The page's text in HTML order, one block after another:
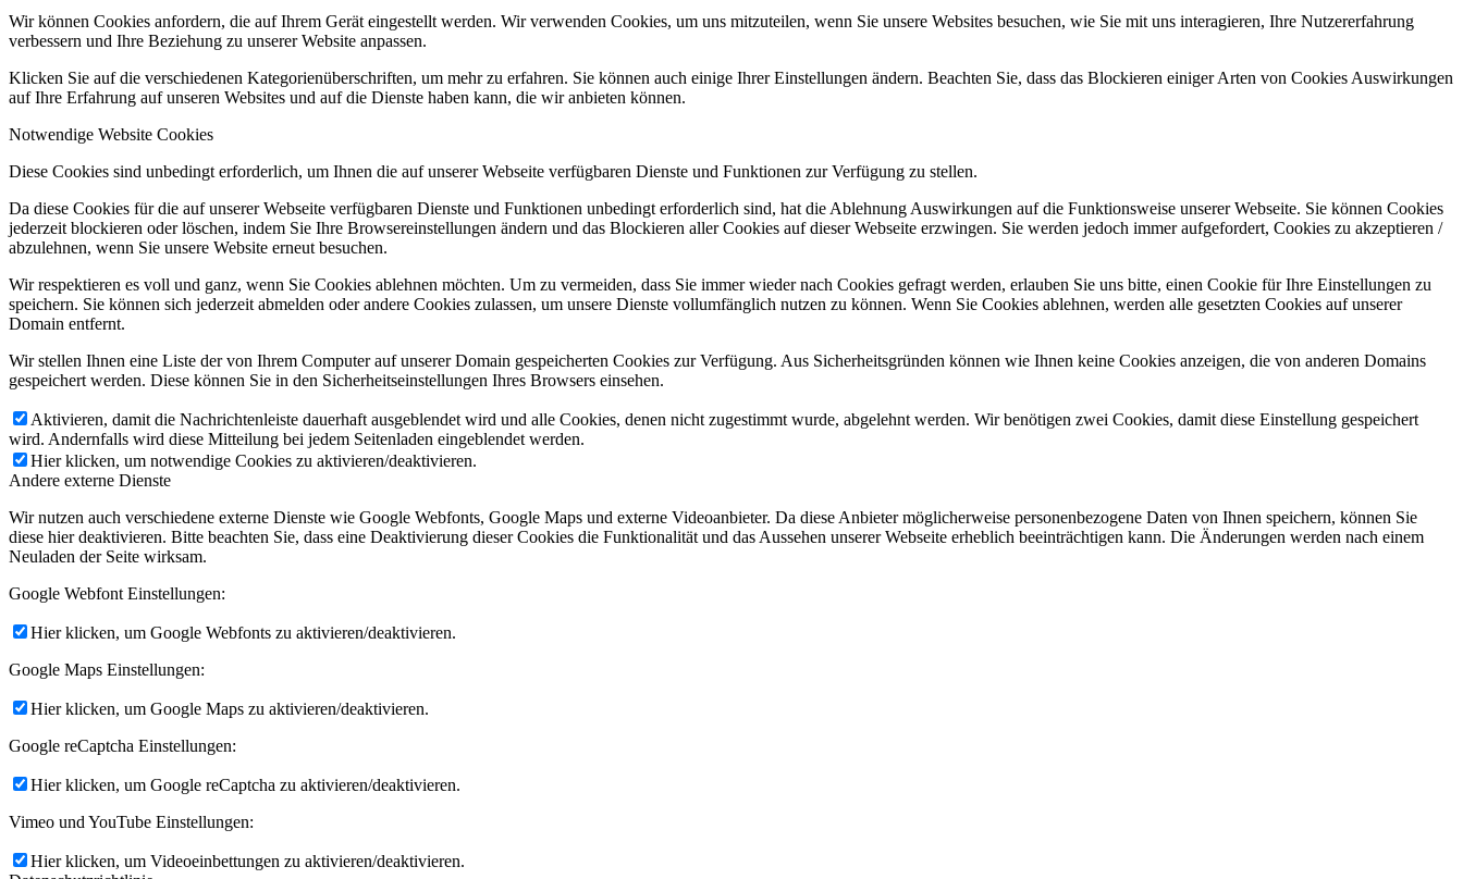
Wir können Cookies anfordern, die auf Ihrem Gerät eingestellt werden. Wir verwenden Cookies, um uns mitzuteilen, wenn Sie unsere Websites besuchen, wie Sie mit uns interagieren, Ihre Nutzererfahrung
verbessern und Ihre Beziehung zu unserer Website anpassen.
Klicken Sie auf die verschiedenen Kategorienüberschriften, um mehr zu erfahren. Sie können auch einige Ihrer Einstellungen ändern. Beachten Sie, dass das Blockieren einiger Arten von Cookies Auswirkungen
auf Ihre Erfahrung auf unseren Websites und auf die Dienste haben kann, die wir anbieten können.
Notwendige Website Cookies
Diese Cookies sind unbedingt erforderlich, um Ihnen die auf unserer Webseite verfügbaren Dienste und Funktionen zur Verfügung zu stellen.
Da diese Cookies für die auf unserer Webseite verfügbaren Dienste und Funktionen unbedingt erforderlich sind, hat die Ablehnung Auswirkungen auf die Funktionsweise unserer Webseite. Sie können Cookies
jederzeit blockieren oder löschen, indem Sie Ihre Browsereinstellungen ändern und das Blockieren aller Cookies auf dieser Webseite erzwingen. Sie werden jedoch immer aufgefordert, Cookies zu akzeptieren /
abzulehnen, wenn Sie unsere Website erneut besuchen.
Wir respektieren es voll und ganz, wenn Sie Cookies ablehnen möchten. Um zu vermeiden, dass Sie immer wieder nach Cookies gefragt werden, erlauben Sie uns bitte, einen Cookie für Ihre Einstellungen zu
speichern. Sie können sich jederzeit abmelden oder andere Cookies zulassen, um unsere Dienste vollumfänglich nutzen zu können. Wenn Sie Cookies ablehnen, werden alle gesetzten Cookies auf unserer
Domain entfernt.
Wir stellen Ihnen eine Liste der von Ihrem Computer auf unserer Domain gespeicherten Cookies zur Verfügung. Aus Sicherheitsgründen können wie Ihnen keine Cookies anzeigen, die von anderen Domains
gespeichert werden. Diese können Sie in den Sicherheitseinstellungen Ihres Browsers einsehen.
Aktivieren, damit die Nachrichtenleiste dauerhaft ausgeblendet wird und alle Cookies, denen nicht zugestimmt wurde, abgelehnt werden. Wir benötigen zwei Cookies, damit diese Einstellung gespeichert
wird. Andernfalls wird diese Mitteilung bei jedem Seitenladen eingeblendet werden.
Hier klicken, um notwendige Cookies zu aktivieren/deaktivieren.
Andere externe Dienste
Wir nutzen auch verschiedene externe Dienste wie Google Webfonts, Google Maps und externe Videoanbieter. Da diese Anbieter möglicherweise personenbezogene Daten von Ihnen speichern, können Sie
diese hier deaktivieren. Bitte beachten Sie, dass eine Deaktivierung dieser Cookies die Funktionalität und das Aussehen unserer Webseite erheblich beeinträchtigen kann. Die Änderungen werden nach einem
Neuladen der Seite wirksam.
Google Webfont Einstellungen:
Hier klicken, um Google Webfonts zu aktivieren/deaktivieren.
Google Maps Einstellungen:
Hier klicken, um Google Maps zu aktivieren/deaktivieren.
Google reCaptcha Einstellungen:
Hier klicken, um Google reCaptcha zu aktivieren/deaktivieren.
Vimeo und YouTube Einstellungen:
Hier klicken, um Videoeinbettungen zu aktivieren/deaktivieren.